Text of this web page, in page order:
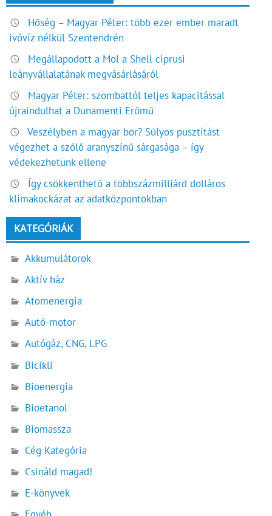
Hőség – Magyar Péter: több ezer ember maradt
ivóvíz nélkül Szentendrén
Megállapodott a Mol a Shell ciprusi
leányvállalatának megvásárlásáról
Magyar Péter: szombattól teljes kapacitással
újraindulhat a Dunamenti Erőmű
Veszélyben a magyar bor? Súlyos pusztítást
végezhet a szőlő aranyszínű sárgasága – így
védekezhetünk ellene
Így csökkenthető a többszázmilliárd dolláros
klímakockázat az adatközpontokban
KATEGÓRIÁK
Akkumulátorok
Aktív ház
Atomenergia
Autó-motor
Autógáz, CNG, LPG
Bicikli
Bioenergia
Bioetanol
Biomassza
Cég Kategória
Csináld magad!
E-könyvek